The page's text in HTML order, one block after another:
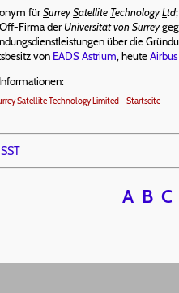
fürSurreySatellite TechnologyLtd
Firma derUniversität von Surrey
über die
von EADS Astrium, heute
Satellite Technology Limited - Startseite
SST
A B C